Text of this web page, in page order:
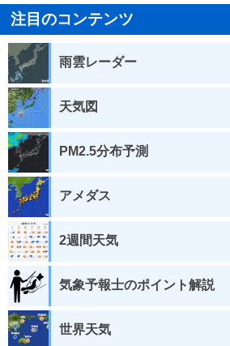
注目のコンテンツ
雨雲レーダー
天気図
PM2.5分布予測
アメダス
2週間天気
気象予報士のポイント解説
世界天気